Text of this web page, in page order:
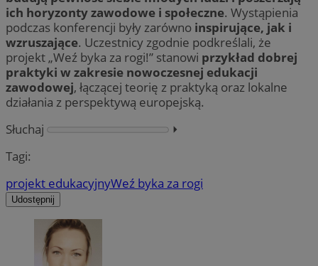
ich horyzonty zawodowe i społeczne. Wystąpienia
podczas konferencji były zarówno inspirujące, jak i
wzruszające. Uczestnicy zgodnie podkreślali, że
projekt „Weź byka za rogi!” stanowi przykład dobrej
praktyki w zakresie nowoczesnej edukacji
zawodowej, łączącej teorię z praktyką oraz lokalne
działania z perspektywą europejską.
Słuchaj
⏵︎
Tagi:
projekt edukacyjnyWeź byka za rogi
Udostępnij